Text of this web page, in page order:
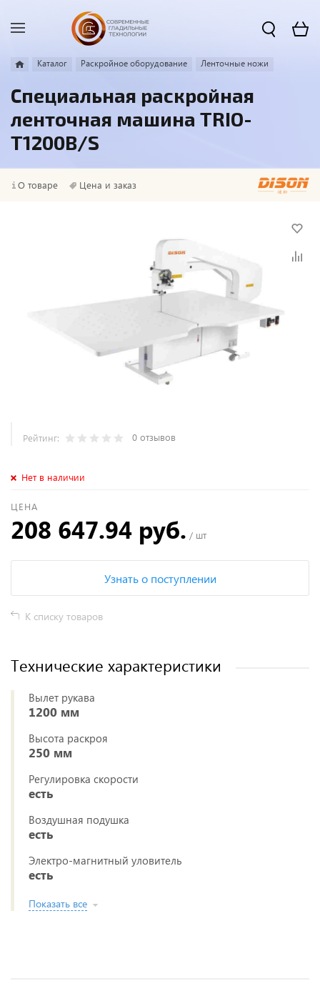
Каталог Раскройное оборудование Ленточные ножи
Специальная раскройная
ленточная машина TRIO-
T1200B/S
О товаре Цена и заказ
Рейтинг: 0 отзывов
Нет в наличии
ЦЕНА
208 647.94 руб. / шт
Узнать о поступлении
К списку товаров
Технические характеристики
Вылет рукава
1200 мм
Высота раскроя
250 мм
Регулировка скорости
есть
Воздушная подушка
есть
Электро-магнитный уловитель
есть
Показать все